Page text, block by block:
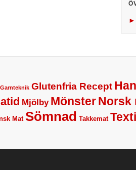
►
Garnteknik Glutenfria Recept
Mjölby Mönster Norsk
Mat Sömnad Takkemat